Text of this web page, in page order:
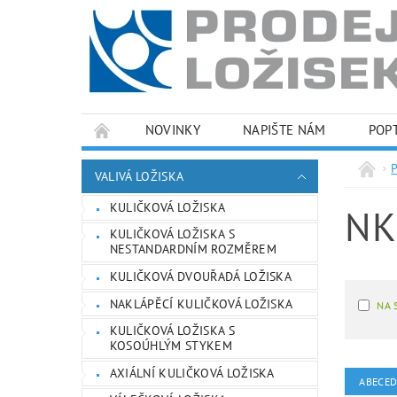
NOVINKY NAPIŠTE NÁM
PODMÍNKY OCHRANY OSOBNÍCH ÚDAJŮ
VALIVÁ LOŽISKA
KULIČKOVÁ LOŽISKA
KULIČKOVÁ LOŽISKA S
NESTANDARDNÍM ROZMĚREM
KULIČKOVÁ DVOUŘADÁ LOŽISKA
NAKLÁPĚCÍ KULIČKOVÁ LOŽISKA
KULIČKOVÁ LOŽISKA S
KOSOÚHLÝM STYKEM
AXIÁLNÍ KULIČKOVÁ LOŽISKA
NA